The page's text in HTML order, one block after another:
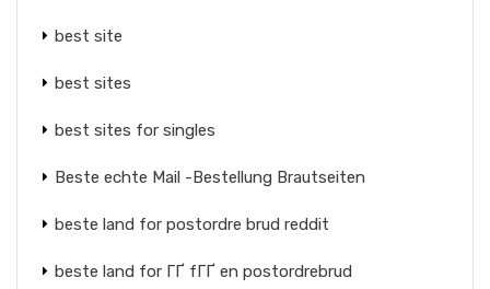
best site
best sites
best sites for singles
Beste echte Mail -Bestellung Brautseiten
beste land for postordre brud reddit
beste land for ГҐ fГҐ en postordrebrud